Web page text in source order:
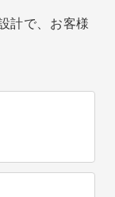
計で、お客様